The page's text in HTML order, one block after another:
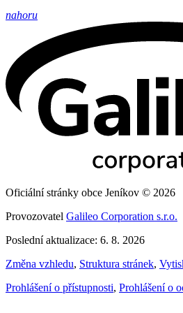
nahoru
Oficiální stránky obce Jeníkov © 2026
Provozovatel Galileo Corporation s.r.o.
Poslední aktualizace: 6. 8. 2026
Změna vzhledu, Struktura stránek,
Prohlášení o přístupnosti, Prohlášení o